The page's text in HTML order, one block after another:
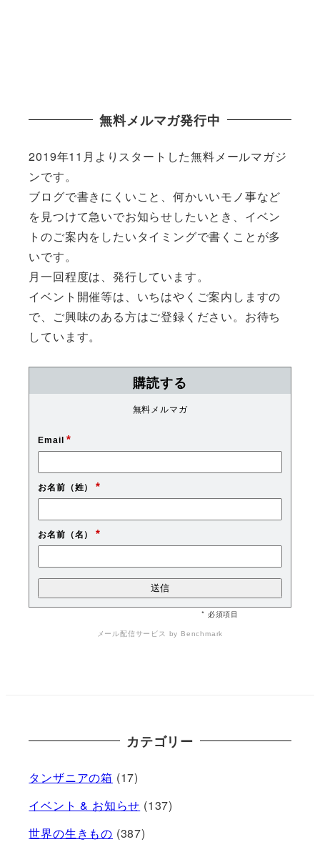
無料メルマガ発行中
2019年11月よりスタートした無料メールマガジ
ンです。
ブログで書きにくいこと、何かいいモノ事など
を見つけて急いでお知らせしたいとき、イベン
トのご案内をしたいタイミングで書くことが多
いです。
月一回程度は、発行しています。
イベント開催等は、いちはやくご案内しますの
で、ご興味のある方はご登録ください。お待ち
しています。
購読する
無料メルマガ
Email*
お名前（姓） *
お名前（名） *
* 必須項目
メール配信サービス by Benchmark
カテゴリー
タンザニアの箱 (17)
イベント & お知らせ (137)
世界の生きもの (387)